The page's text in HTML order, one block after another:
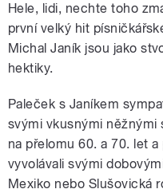
Hele, lidi, nechte toho
první velký hit
Michal Janík jsou jako
hektiky.
Paleček s Janíkem
svými vkusnými něžnými
na přelomu 60. a 70. let
vyvolávali svými
Mexiko nebo Slušovická